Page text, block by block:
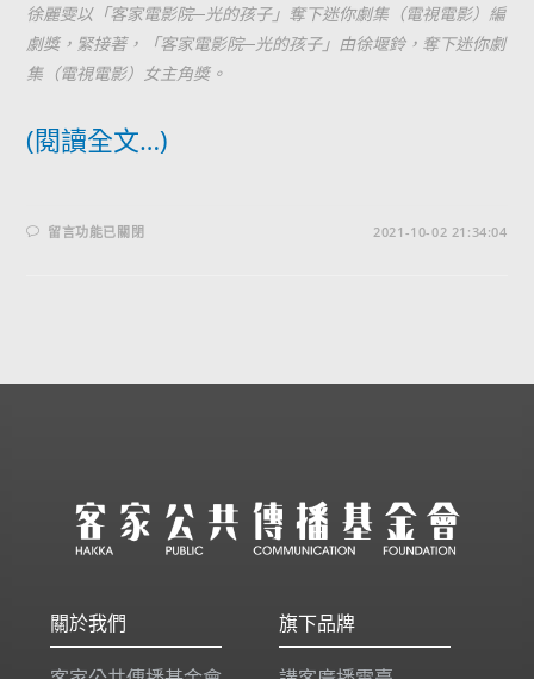
徐麗雯以「客家電影院─光的孩子」奪下迷你劇集（電視電影）編
劇獎，緊接著，「客家電影院─光的孩子」由徐堰鈴，奪下迷你劇
集（電視電影）女主角獎。
(閱讀全文…)
留言功能已關閉 2021-10-02 21:34:04
關於我們 旗下品牌